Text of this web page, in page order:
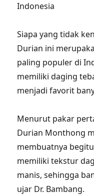
Indonesia
Siapa yang tidak
Durian ini
paling populer di
memiliki daging
menjadi favorit
Menurut pakar
Durian Monthong
membuatnya
memiliki tekstur
manis, sehingga
ujar Dr. Bambang.